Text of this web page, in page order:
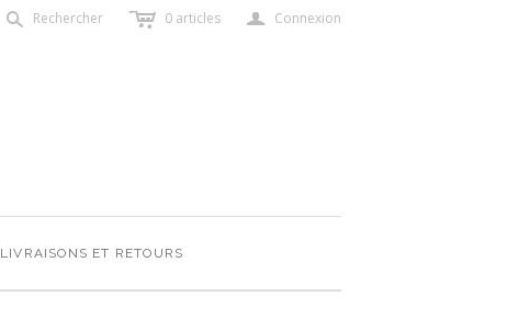
s Rechercher c 0 articles a Connexion
LIVRAISONS ET RETOURS